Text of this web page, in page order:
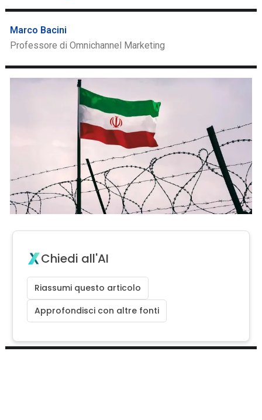
Marco Bacini
Professore di Omnichannel Marketing
Chiedi all'AI
Riassumi questo articolo
Approfondisci con altre fonti